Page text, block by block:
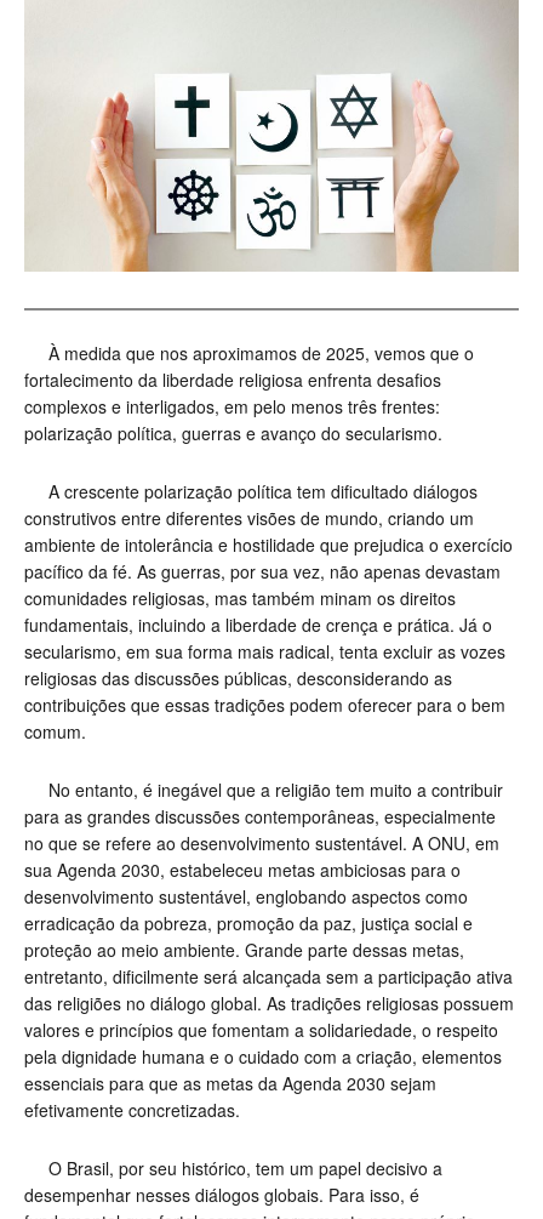
À medida que nos aproximamos de 2025, vemos que o
fortalecimento da liberdade religiosa enfrenta desafios
complexos e interligados, em pelo menos três frentes:
polarização política, guerras e avanço do secularismo.
A crescente polarização política tem dificultado diálogos
construtivos entre diferentes visões de mundo, criando um
ambiente de intolerância e hostilidade que prejudica o exercício
pacífico da fé. As guerras, por sua vez, não apenas devastam
comunidades religiosas, mas também minam os direitos
fundamentais, incluindo a liberdade de crença e prática. Já o
secularismo, em sua forma mais radical, tenta excluir as vozes
religiosas das discussões públicas, desconsiderando as
contribuições que essas tradições podem oferecer para o bem
comum.
No entanto, é inegável que a religião tem muito a contribuir
para as grandes discussões contemporâneas, especialmente
no que se refere ao desenvolvimento sustentável. A ONU, em
sua Agenda 2030, estabeleceu metas ambiciosas para o
desenvolvimento sustentável, englobando aspectos como
erradicação da pobreza, promoção da paz, justiça social e
proteção ao meio ambiente. Grande parte dessas metas,
entretanto, dificilmente será alcançada sem a participação ativa
das religiões no diálogo global. As tradições religiosas possuem
valores e princípios que fomentam a solidariedade, o respeito
pela dignidade humana e o cuidado com a criação, elementos
essenciais para que as metas da Agenda 2030 sejam
efetivamente concretizadas.
O Brasil, por seu histórico, tem um papel decisivo a
desempenhar nesses diálogos globais. Para isso, é